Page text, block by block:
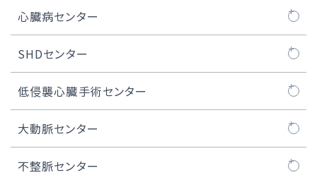
心臓病センター
心臓病センターについて
医師紹介
大動脈弁治療TAVI
SHDセンター
SHDセンターについて
SHDセンタートピックス
TAVI治療
低侵襲心臓手術センター
MICS（低侵襲心臓手術）とは
ロボット心臓手術
大動脈センター
大動脈センターについて
不整脈センター